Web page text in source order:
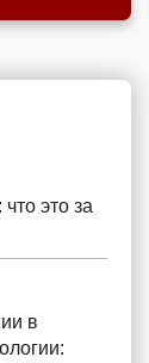
это за
в